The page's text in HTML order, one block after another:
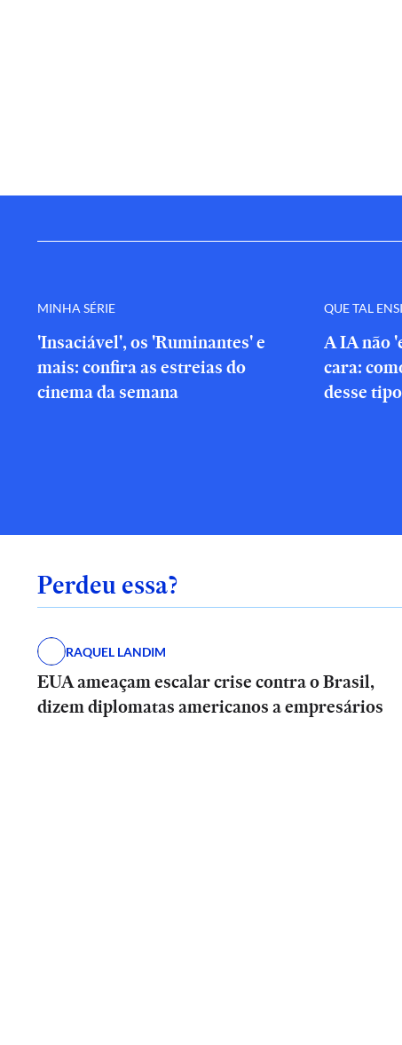
MINHA SÉRIE
'Insaciável', os 'Ruminantes' e
mais: confira as estreias do
cinema da semana
QUE TAL
A IA não
cara:
desse
Perdeu essa?
RAQUEL LANDIM
EUA ameaçam escalar crise contra o Brasil,
dizem diplomatas americanos a empresários